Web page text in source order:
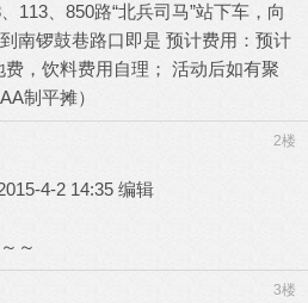
113、850路“北兵司马”站下车，向
南锣鼓巷路口即是 预计费用：预计
，饮料费用自理； 活动后如有聚
制平摊）
2楼
4-2 14:35 编辑
～
3楼